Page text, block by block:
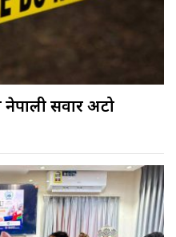
सवार अटो